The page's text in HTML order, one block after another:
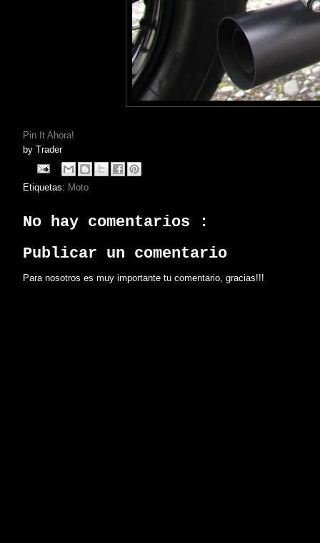
Pin It Ahora!
by Trader
Etiquetas: Moto
No hay comentarios :
Publicar un comentario
Para nosotros es muy importante tu comentario, gracias!!!